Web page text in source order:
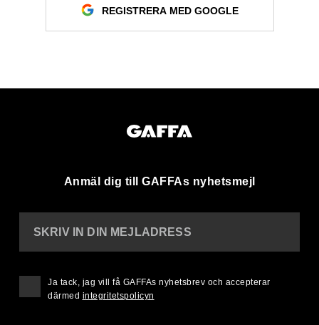
REGISTRERA MED GOOGLE
Anmäl dig till GAFFAs nyhetsmejl
SKRIV IN DIN MEJLADRESS
Ja tack, jag vill få GAFFAs nyhetsbrev och accepterar
därmed integritetspolicyn